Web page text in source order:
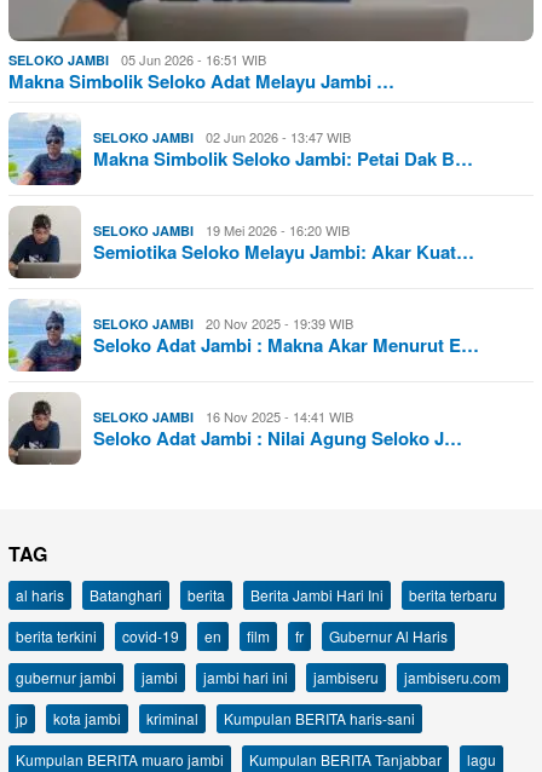
SELOKO JAMBI 05 Jun 2026 - 16:51 WIB
Makna Simbolik Seloko Adat Melayu Jambi …
SELOKO JAMBI 02 Jun 2026 - 13:47 WIB
Makna Simbolik Seloko Jambi: Petai Dak B…
SELOKO JAMBI 19 Mei 2026 - 16:20 WIB
Semiotika Seloko Melayu Jambi: Akar Kuat…
SELOKO JAMBI 20 Nov 2025 - 19:39 WIB
Seloko Adat Jambi : Makna Akar Menurut E…
SELOKO JAMBI 16 Nov 2025 - 14:41 WIB
Seloko Adat Jambi : Nilai Agung Seloko J…
TAG
al haris Batanghari berita Berita Jambi Hari Ini
berita terbaru
berita terkini
covid-19 en film fr
Gubernur Al Haris
gubernur jambi
jambi jambi hari ini jambiseru
jambiseru.com
jp
kota jambi kriminal
Kumpulan BERITA haris-sani
Kumpulan BERITA muaro jambi
Kumpulan BERITA Tanjabbar
lagu